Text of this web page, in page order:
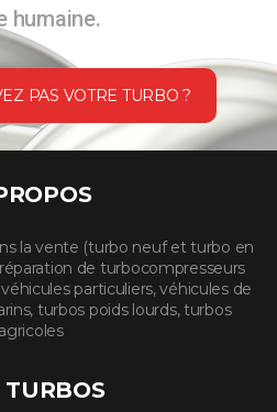
humaine.
PAS VOTRE TURBO ?
la vente (turbo neuf et turbo en
de turbocompresseurs
particuliers, véhicules de
turbos poids lourds, turbos
agricoles
TURBOS